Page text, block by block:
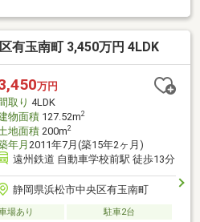
有玉南町 3,450万円 4LDK
万円
取り 4LDK
物面積127.52m2
地面積200m2
年月 2011年7月(築15年2ヶ月)
遠州鉄道 自動車学校前駅 徒歩13分
静岡県浜松市中央区有玉南町
場あり
駐車2台